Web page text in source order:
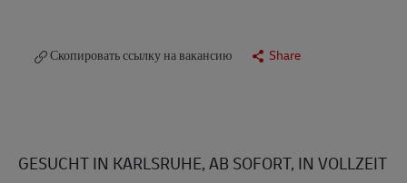
Скопировать ссылку на вакансию Share
GESUCHT IN KARLSRUHE, AB SOFORT, IN VOLLZEIT